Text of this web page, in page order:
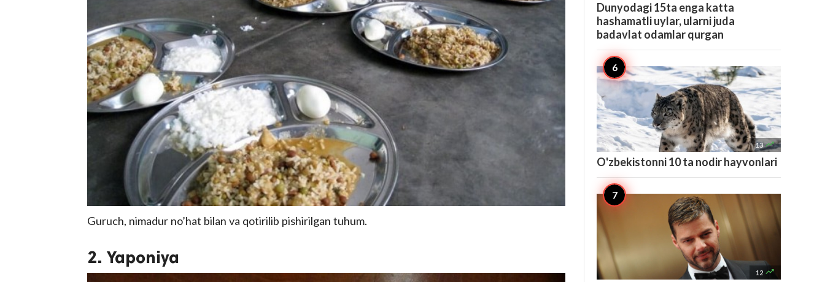
Guruch, nimadur no’hat bilan va qotirilib pishirilgan tuhum.
2. Yaponiya
Dunyodagi 15ta enga katta
hashamatli uylar, ularni juda
badavlat odamlar qurgan
13 
O'zbekistonni 10 ta nodir hayvonlari
12 